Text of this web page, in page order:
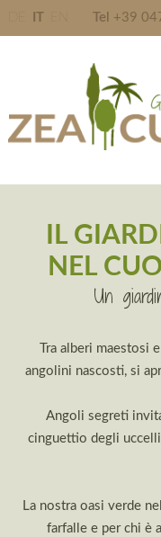
Tel +39
IL
NEL
Un
Tra alberi
angolini nascosti, si
Angoli segreti
cinguettio degli
La nostra oasi verde
farfalle e per chi è